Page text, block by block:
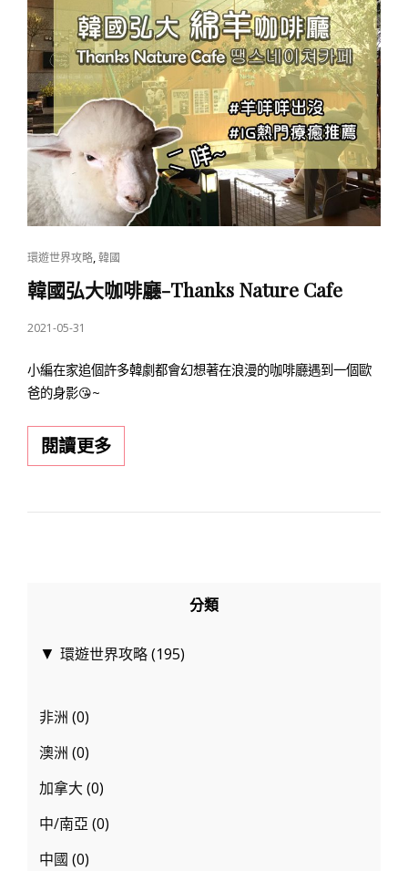
行
－
美
食
篇
CAT
LINKS
環遊世界攻略,韓國
韓國弘大咖啡廳-Thanks Nature Cafe
POSTED
2021-05-31
小編在家追個許多韓劇都會幻想著在浪漫的咖啡廳遇到一個歐
爸的身影😘~
閱讀更多韓
國
NATURE
分類
▼ 環遊世界攻略(195)
非洲 (0)
澳洲 (0)
加拿大(0)
中/南亞(0)
中國 (0)